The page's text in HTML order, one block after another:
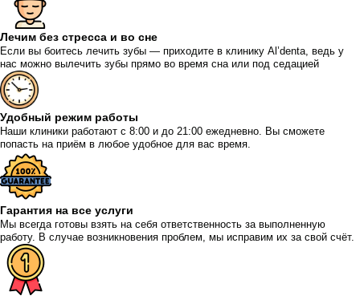
Лечим без стресса и во сне
Если вы боитесь лечить зубы — приходите в клинику Al’denta, ведь у
нас можно вылечить зубы прямо во время сна или под седацией
Удобный режим работы
Наши клиники работают с 8:00 и до 21:00 ежедневно. Вы сможете
попасть на приём в любое удобное для вас время.
Гарантия на все услуги
Мы всегда готовы взять на себя ответственность за выполненную
работу. В случае возникновения проблем, мы исправим их за свой счёт.